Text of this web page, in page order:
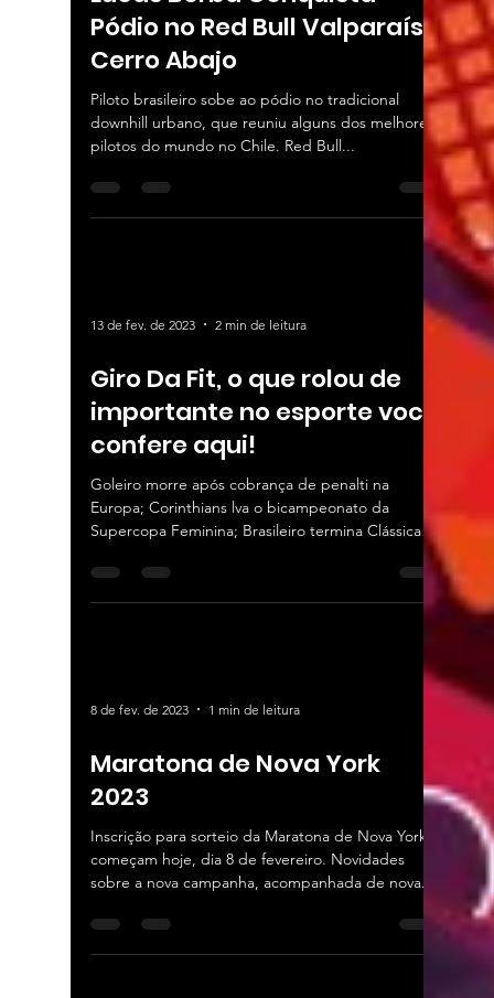
Pódio no Red Bull Valparaíso
Cerro Abajo
Piloto brasileiro sobe ao pódio no tradicional
downhill urbano, que reuniu alguns dos melhores
pilotos do mundo no Chile. Red Bull...
13 de fev. de 2023 2 min de leitura
Giro Da Fit, o que rolou de
importante no esporte você
confere aqui!
Goleiro morre após cobrança de penalti na
Europa; Corinthians lva o bicampeonato da
Supercopa Feminina; Brasileiro termina Clássica
8 de fev. de 2023 1 min de leitura
Maratona de Nova York
2023
Inscrição para sorteio da Maratona de Nova York
começam hoje, dia 8 de fevereiro. Novidades
sobre a nova campanha, acompanhada de nova...